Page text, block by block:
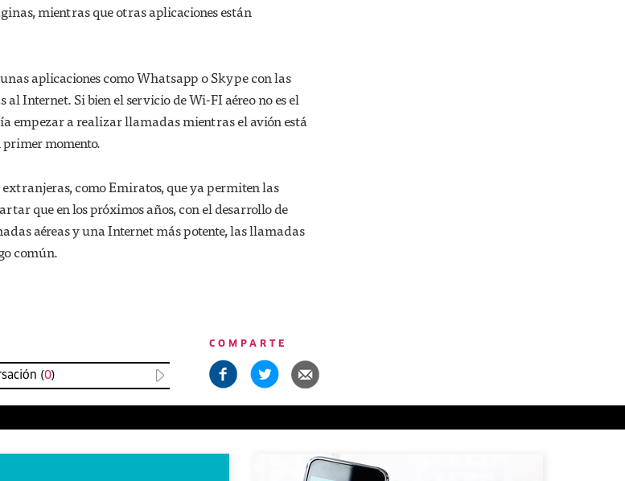
mientras que otras aplicaciones están
aplicaciones como Whatsapp o Skype con las
Internet. Si bien el servicio de Wi-FI aéreo no es el
empezar a realizar llamadas mientras el avión está
momento.
como Emiratos, que ya permiten las
que en los próximos años, con el desarrollo de
aéreas y una Internet más potente, las llamadas
común.
(0)
COMPARTE